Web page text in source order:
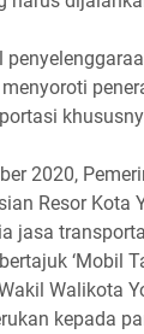
2020,
Resor Kota
jasa
‘Mobil
Walikota
kepada